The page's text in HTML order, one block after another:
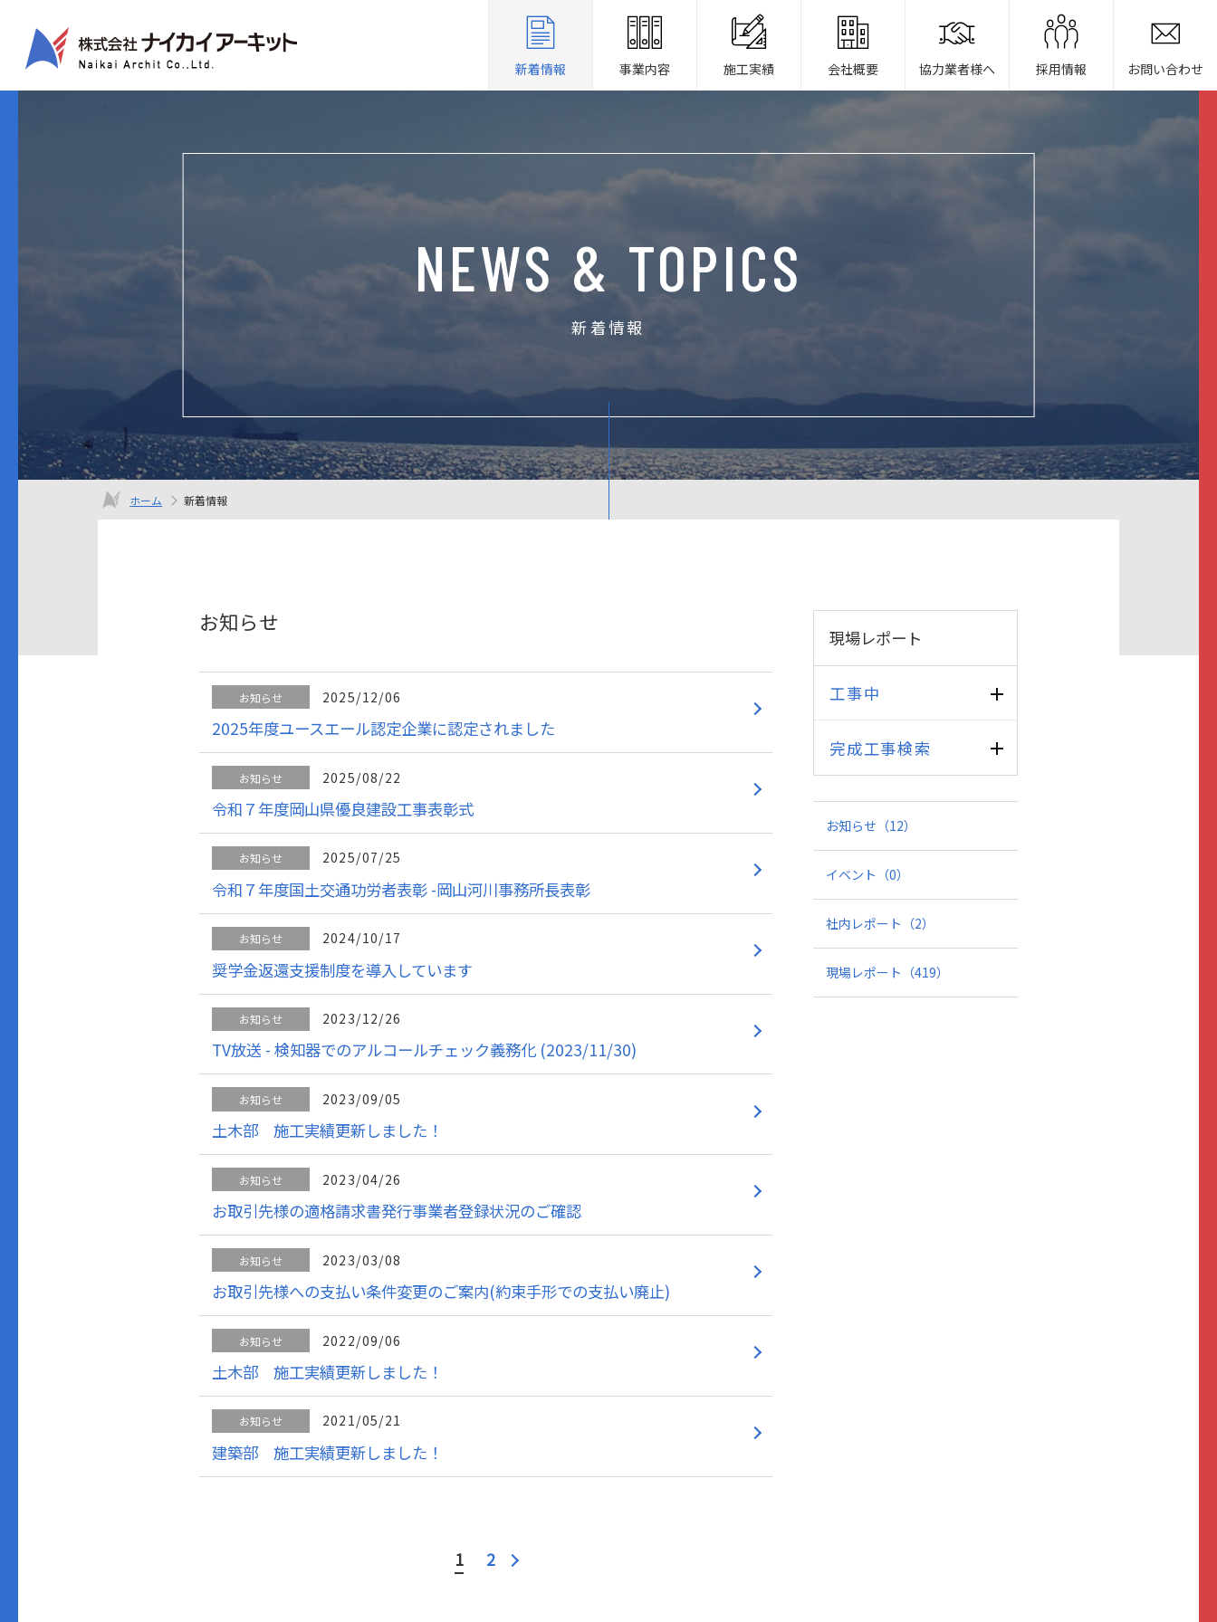
新着情報 事業内容 施工実績 会社概要 協力業者様へ 採用情報 お問い合わせ
NEWS & TOPICS
新着情報
ホーム 新着情報
お知らせ
お知らせ 2025/12/06
2025年度ユースエール認定企業に認定されました
お知らせ 2025/08/22
令和７年度岡山県優良建設工事表彰式
お知らせ 2025/07/25
令和７年度国土交通功労者表彰 -岡山河川事務所長表彰
お知らせ 2024/10/17
奨学金返還支援制度を導入しています
お知らせ 2023/12/26
TV放送 - 検知器でのアルコールチェック義務化 (2023/11/30)
お知らせ 2023/09/05
土木部 施工実績更新しました！
お知らせ 2023/04/26
お取引先様の適格請求書発行事業者登録状況のご確認
お知らせ 2023/03/08
お取引先様への支払い条件変更のご案内(約束手形での支払い廃止)
お知らせ 2022/09/06
土木部 施工実績更新しました！
お知らせ 2021/05/21
建築部 施工実績更新しました！
1 2
現場レポート
工事中
完成工事検索
お知らせ （12）
イベント （0）
社内レポート （2）
現場レポート （419）